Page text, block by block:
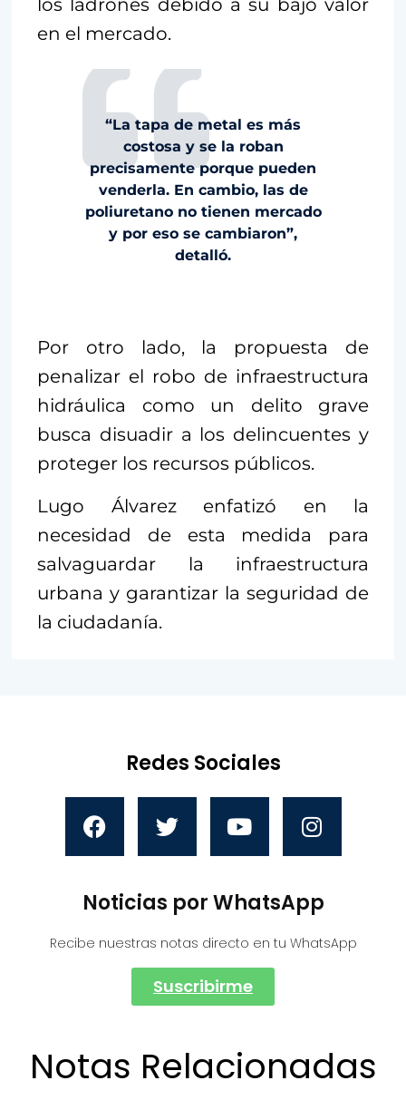
los ladrones debido a su bajo valor
en el mercado.
“La tapa de metal es más
costosa y se la roban
precisamente porque pueden
venderla. En cambio, las de
poliuretano no tienen mercado
y por eso se cambiaron”,
detalló.
Por otro lado, la propuesta de
penalizar el robo de infraestructura
hidráulica como un delito grave
busca disuadir a los delincuentes y
proteger los recursos públicos.
Lugo Álvarez enfatizó en la
necesidad de esta medida para
salvaguardar la infraestructura
urbana y garantizar la seguridad de
la ciudadanía.
Redes Sociales
Noticias por WhatsApp
Recibe nuestras notas directo en tu WhatsApp
Suscribirme
Notas Relacionadas